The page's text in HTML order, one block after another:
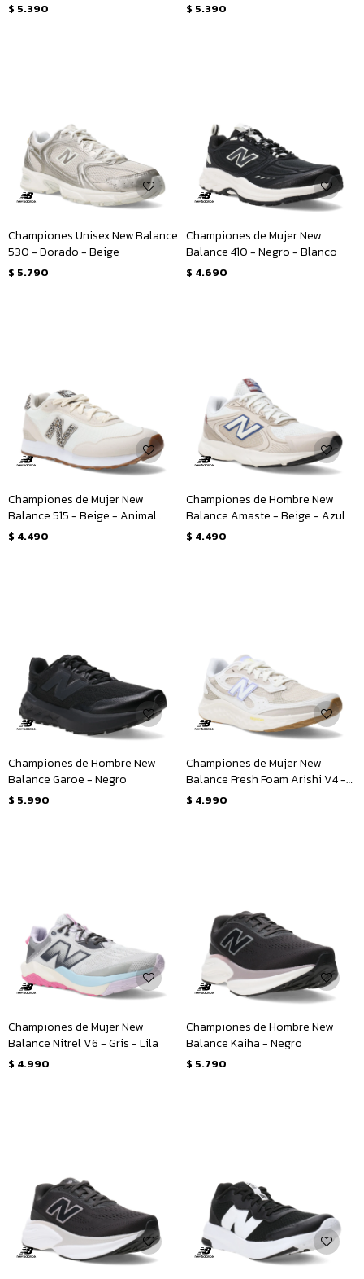
$ 5.390 $ 5.390
Championes Unisex New Balance
530 - Dorado - Beige
$ 5.790
Championes de Mujer New
Balance 410 - Negro - Blanco
$ 4.690
Championes de Mujer New
Balance 515 - Beige - Animal
Print
$ 4.490
Championes de Hombre New
Balance Amaste - Beige - Azul
$ 4.490
Championes de Hombre New
Balance Garoe - Negro
$ 5.990
Championes de Mujer New
Balance Fresh Foam Arishi V4 -
Beige - Lila
$ 4.990
Championes de Mujer New
Balance Nitrel V6 - Gris - Lila
$ 4.990
Championes de Hombre New
Balance Kaiha - Negro
$ 5.790